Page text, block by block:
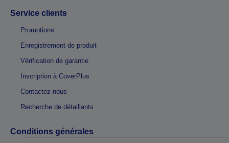
Service clients
Promotions
Enregistrement de produit
Vérification de garantie
Inscription à CoverPlus
Contactez-nous
Recherche de détaillants
Conditions générales